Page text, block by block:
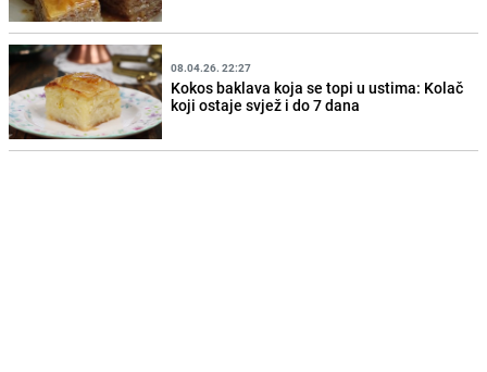
08.04.26. 22:27
Kokos baklava koja se topi u ustima: Kolač
koji ostaje svjež i do 7 dana